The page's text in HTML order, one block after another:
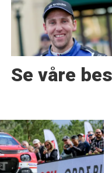
Se våre